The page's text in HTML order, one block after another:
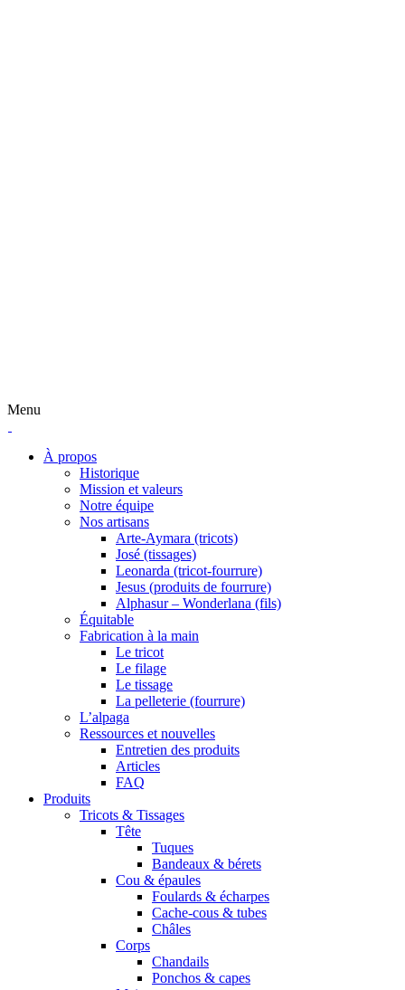
Menu
À propos
Historique
Mission et valeurs
Notre équipe
Nos artisans
Arte-Aymara (tricots)
José (tissages)
Leonarda (tricot-fourrure)
Jesus (produits de fourrure)
Alphasur – Wonderlana (fils)
Équitable
Fabrication à la main
Le tricot
Le filage
Le tissage
La pelleterie (fourrure)
L’alpaga
Ressources et nouvelles
Entretien des produits
Articles
FAQ
Produits
Tricots & Tissages
Tête
Tuques
Bandeaux & bérets
Cou & épaules
Foulards & écharpes
Cache-cous & tubes
Châles
Corps
Chandails
Ponchos & capes